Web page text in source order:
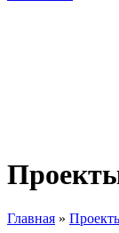
Главная »